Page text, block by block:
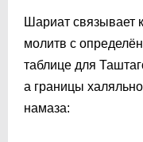
Шариат связывает
молитв с
таблице для
а границы
намаза: